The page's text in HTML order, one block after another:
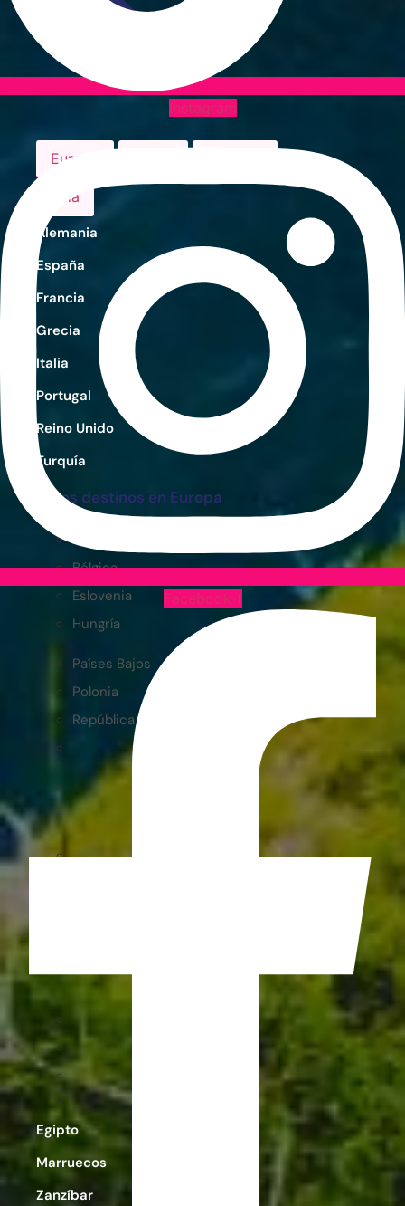
Europa
Asia
Alemania
España
Francia
Grecia
Italia
Portugal
Reino Unido
Turquía
Otros destinos en Europa
Albania
Bélgica
Eslovenia
Hungría
Países Bajos
Polonia
República Checa
Egipto
Marruecos
Zanzíbar
Instagram
Facebook-f